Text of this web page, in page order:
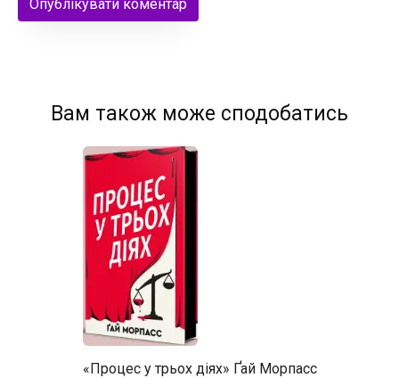
Вам також може сподобатись
«Процес у трьох діях» Ґай Морпасс